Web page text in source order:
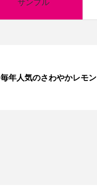
サンプル
毎年人気のさわやかレモン